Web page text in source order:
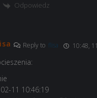
Odpowiedz
Reply to flisa 10:48,
11 10:46:19